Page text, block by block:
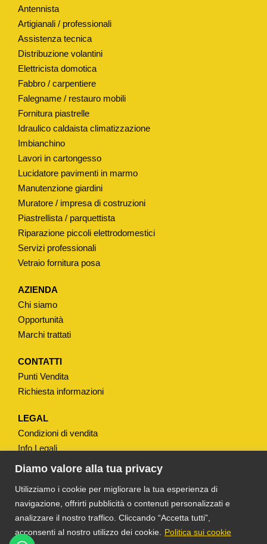
Diamo valore alla tua privacy
Utilizziamo i cookie per migliorare la tua esperienza di
navigazione, offrirti pubblicità o contenuti personalizzati e
analizzare il nostro traffico. Cliccando “Accetta tutti”,
acconsenti al nostro utilizzo dei cookie.
Politica sui cookie
A
L
E
P
E
R
C
O
R
C
H
O
C
A
T
A
W
C
"
I
T
S
T
Antennista
Artigianali / professionali
Assistenza tecnica
Distribuzione volantini
Elettricista domotica
Fabbro / carpentiere
Falegname / restauro mobili
Fornitura piastrelle
Idraulico caldaista climatizzazione
Imbianchino
Lavori in cartongesso
Lucidatore pavimenti in marmo
Manutenzione giardini
Muratore / impresa di costruzioni
Piastrellista / parquettista
Riparazione piccoli elettrodomestici
Servizi professionali
Vetraio fornitura posa
AZIENDA
Chi siamo
Opportunità
Marchi trattati
CONTATTI
Punti Vendita
Richiesta informazioni
LEGAL
Condizioni di vendita
Info Legali
Note Legali